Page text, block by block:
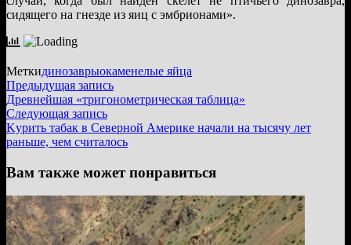
сидящего на гнезде из яиц с эмбрионами».
Меткидинозаврыокаменелые яйца
Навигация
по
записям
Предыдущая записьПредыдущая
запись:
Древнейшая «тригонометрическая таблица»
Следующая записьСледующая
запись:
Kypить табак в Северной Америке начали на тысячу лет
раньше, чем считалось
Вам также может понравиться